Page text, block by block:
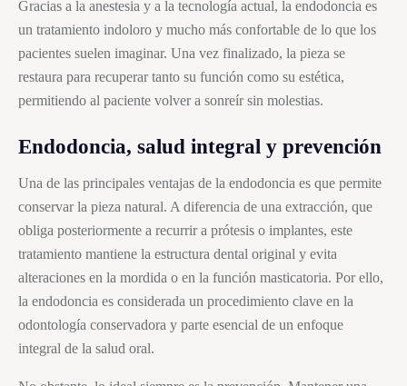
Gracias a la anestesia y a la tecnología actual, la endodoncia es
un tratamiento indoloro y mucho más confortable de lo que los
pacientes suelen imaginar. Una vez finalizado, la pieza se
restaura para recuperar tanto su función como su estética,
permitiendo al paciente volver a sonreír sin molestias.
Endodoncia, salud integral y prevención
Una de las principales ventajas de la endodoncia es que permite
conservar la pieza natural. A diferencia de una extracción, que
obliga posteriormente a recurrir a prótesis o implantes, este
tratamiento mantiene la estructura dental original y evita
alteraciones en la mordida o en la función masticatoria. Por ello,
la endodoncia es considerada un procedimiento clave en la
odontología conservadora y parte esencial de un enfoque
integral de la salud oral.